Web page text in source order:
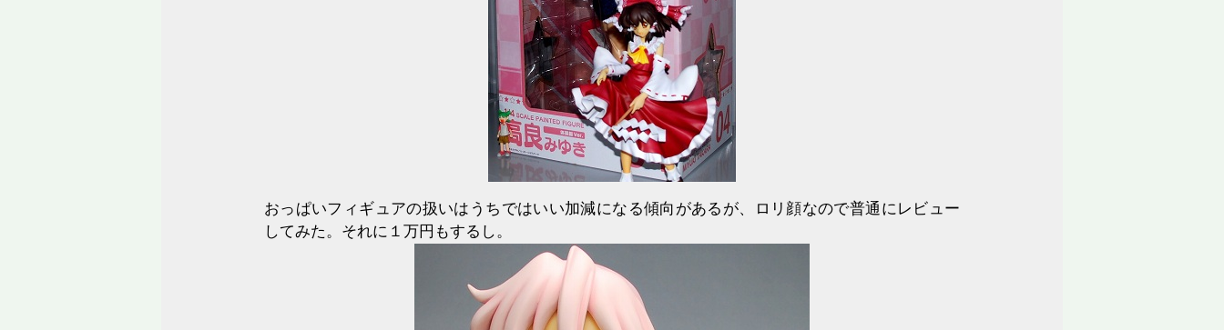
おっぱいフィギュアの扱いはうちではいい加減になる傾向があるが、ロリ顔なので普通にレビュー
してみた。それに１万円もするし。